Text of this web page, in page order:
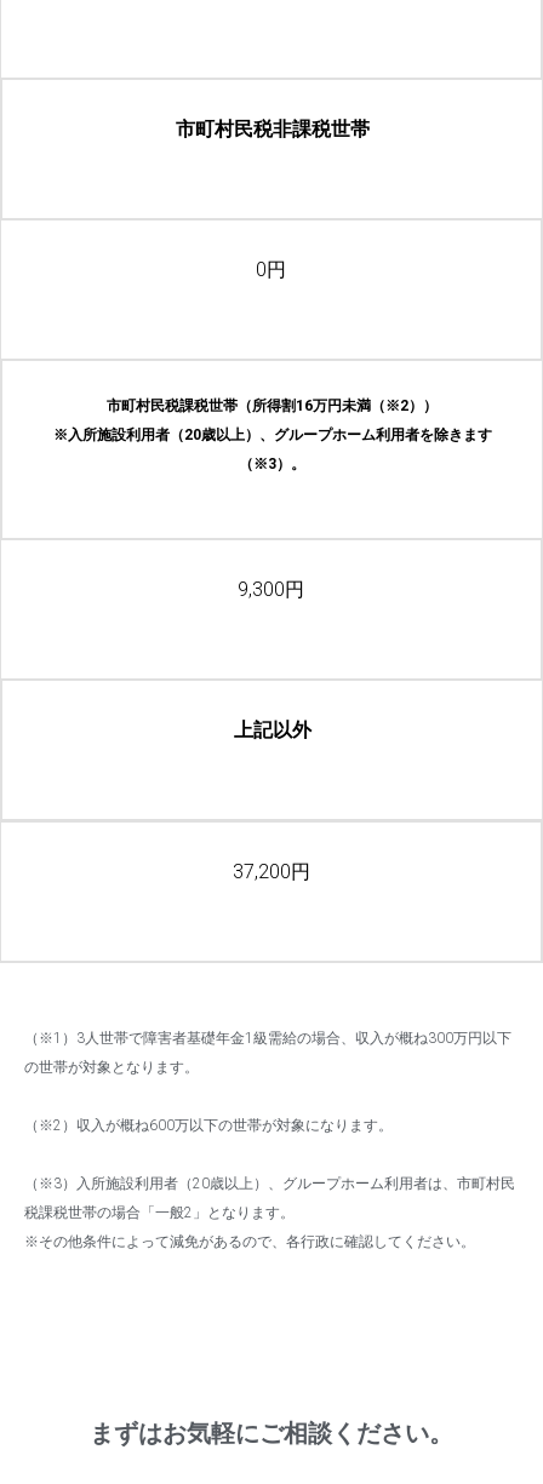
市町村民税非課税世帯
0円
市町村民税課税世帯（所得割16万円未満（※2））
※入所施設利用者（20歳以上）、グループホーム利用者を除きます
（※3）。
9,300円
上記以外
37,200円
（※1）3人世帯で障害者基礎年金1級需給の場合、収入が概ね300万円以下
の世帯が対象となります。
（※2）収入が概ね600万以下の世帯が対象になります。
（※3）入所施設利用者（20歳以上）、グループホーム利用者は、市町村民
税課税世帯の場合「一般2」となります。
※その他条件によって減免があるので、各行政に確認してください。
まずはお気軽にご相談ください。